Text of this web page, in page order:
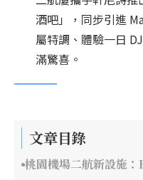
酒吧」，同步引進
屬特調、體驗一日
滿驚喜。
文章目錄
桃園機場二航新設施